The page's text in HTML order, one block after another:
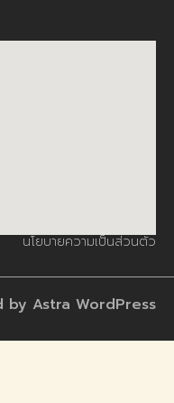
นโยบายความเป็นส่วนตัว
Astra WordPress